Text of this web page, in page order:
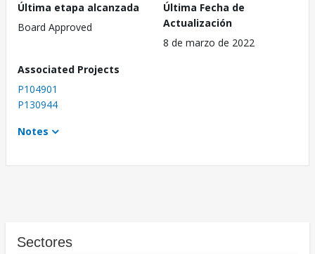
Última etapa alcanzada
Board Approved
Última Fecha de
Actualización
8 de marzo de 2022
Associated Projects
P104901
P130944
Notes
Sectores